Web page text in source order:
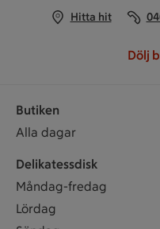
Hitta hit
Dölj
Butiken
Butiken öppet: Alla dagar
Alla dagar
Delikatessdisk
Delikatessdisk öppet:
Måndag-fredag
Delikatessdisk öppet:
Lördag